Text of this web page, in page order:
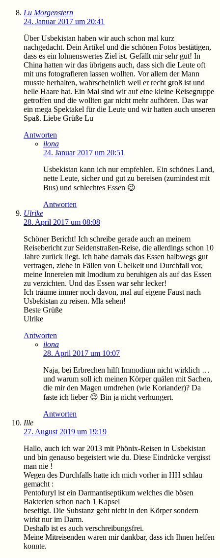
Lu Morgenstern
24. Januar 2017 um 20:41
Über Usbekistan haben wir auch schon mal kurz
nachgedacht. Dein Artikel und die schönen Fotos bestätigen,
dass es ein lohnenswertes Ziel ist. Gefällt mir sehr gut! In
China hatten wir das übrigens auch, dass sich die Leute oft
mit uns fotografieren lassen wollten. Vor allem der Mann
musste herhalten, wahrscheinlich weil er recht groß ist und
helle Haare hat. Ein Mal sind wir auf eine kleine Reisegruppe
getroffen und die wollten gar nicht mehr aufhören. Das war
ein mega Spektakel für die Leute und wir hatten auch unseren
Spaß. Liebe Grüße Lu
Antworten
ilona
24. Januar 2017 um 20:51
Usbekistan kann ich nur empfehlen. Ein schönes Land,
nette Leute, sicher und gut zu bereisen (zumindest mit
Bus) und schlechtes Essen 😉
Antworten
Ulrike
28. April 2017 um 08:08
Schöner Bericht! Ich schreibe gerade auch an meinem
Reisebericht zur Seidenstraßen-Reise, die allerdings schon 10
Jahre zurück liegt. Ich habe damals das Essen halbwegs gut
vertragen, ziehe in Fällen von Übelkeit und Durchfall vor,
meine Innereien mit Imodium zu beruhigen als auf das Essen
zu verzichten. Und das Essen war sehr lecker!
Ich träume immer noch davon, mal auf eigene Faust nach
Usbekistan zu reisen. Mla sehen!
Beste Grüße
Ulrike
Antworten
ilona
28. April 2017 um 10:07
Naja, bei Erbrechen hilft Immodium nicht wirklich …
und warum soll ich meinen Körper quälen mit Sachen,
die mir den Magen umdrehen (wie Koriander)? Da
faste ich lieber 😉 Bin ja nicht verhungert.
Antworten
Ille
27. August 2019 um 19:19
Hallo, auch ich war 2013 mit Phönix-Reisen in Usbekistan
und bin genauso begeistert wie du. Diese Eindrücke vergisst
man nie !
Wegen des Durchfalls hatte ich mich vorher in HH schlau
gemacht :
Pentofuryl ist ein Darmantiseptikum welches die bösen
Bakterien schon nach 1 Kapsel
beseitigt. Die Substanz geht nicht in den Körper sondern
wirkt nur im Darm.
Deshalb ist es auch verschreibungsfrei.
Meine Mitreisenden waren mir dankbar, dass ich Ihnen helfen
konnte.